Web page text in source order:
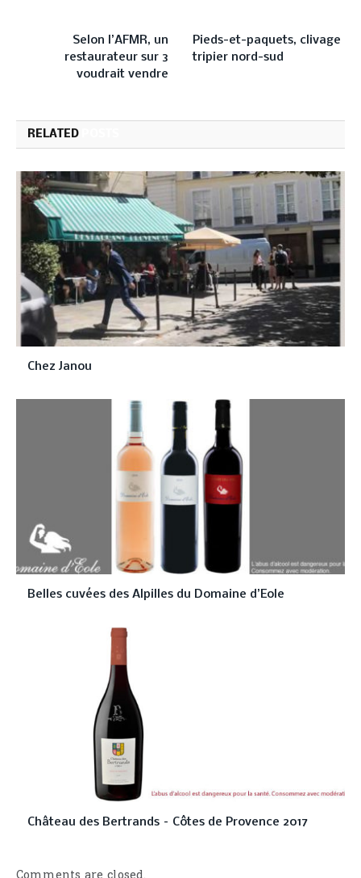
Selon l’AFMR, un
restaurateur sur 3
voudrait vendre
Pieds-et-paquets, clivage
tripier nord-sud
RELATED
Chez Janou
Belles cuvées des Alpilles du Domaine d’Eole
Château des Bertrands – Côtes de Provence 2017